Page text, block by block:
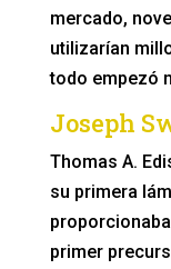
mercado,
utilizarían
todo empezó
Joseph
Thomas A.
su primera
primer